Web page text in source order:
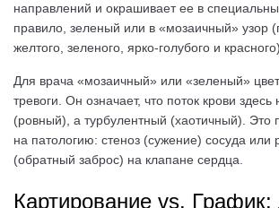
направлений и окрашивает ее в
правило, зеленый или в «мозаичный» узор
желтого, зеленого, ярко-голубого и красного).
Для врача «мозаичный» или «зеленый»
тревоги. Он означает, что поток крови
(ровный), а турбулентный (хаотичный). Это
на патологию: стеноз (сужение) сосуда или
(обратный заброс) на клапане сердца.
Картирование vs.